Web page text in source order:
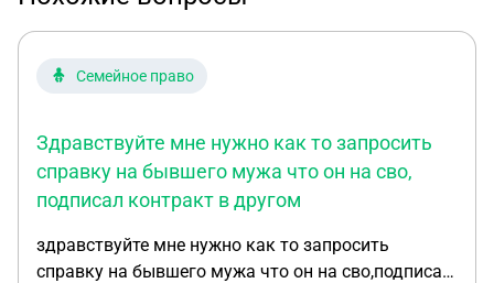
Семейное право
Здравствуйте мне нужно как то запросить
справку на бывшего мужа что он на сво,
подписал контракт в другом
здравствуйте мне нужно как то запросить
справку на бывшего мужа что он на сво,подписал